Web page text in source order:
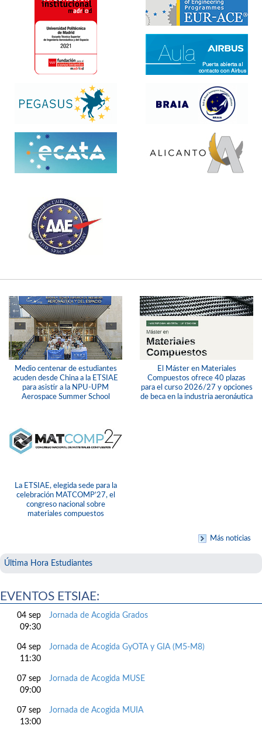
Medio centenar de estudiantes
acuden desde China a la ETSIAE
para asistir a la NPU-UPM
Aerospace Summer School
El Máster en Materiales
Compuestos ofrece 40 plazas
para el curso 2026/27 y opciones
de beca en la industria aeronáutica
La ETSIAE, elegida sede para la
celebración MATCOMP’27, el
congreso nacional sobre
materiales compuestos
Más noticias
Última Hora Estudiantes
EVENTOS ETSIAE:
04 sep
09:30
Jornada de Acogida Grados
04 sep
11:30
Jornada de Acogida GyOTA y GIA (M5-M8)
07 sep
09:00
Jornada de Acogida MUSE
07 sep
13:00
Jornada de Acogida MUIA